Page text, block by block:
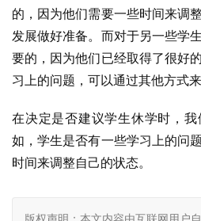
的，因为他们需要一些时间来调
发展做好准备。而对于另一些学
要的，因为他们已经取得了很好
习上的问题，可以通过其他方式来
在决定是否建议学生休学时，
如，学生是否有一些学习上的问
时间来调整自己的状态。
版权声明：本文内容由互联网用户